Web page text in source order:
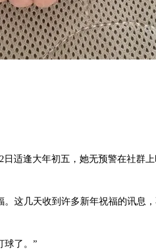
适逢大年初五，她无预警在社群
这几天收到许多新年祝福的讯息
球了。”